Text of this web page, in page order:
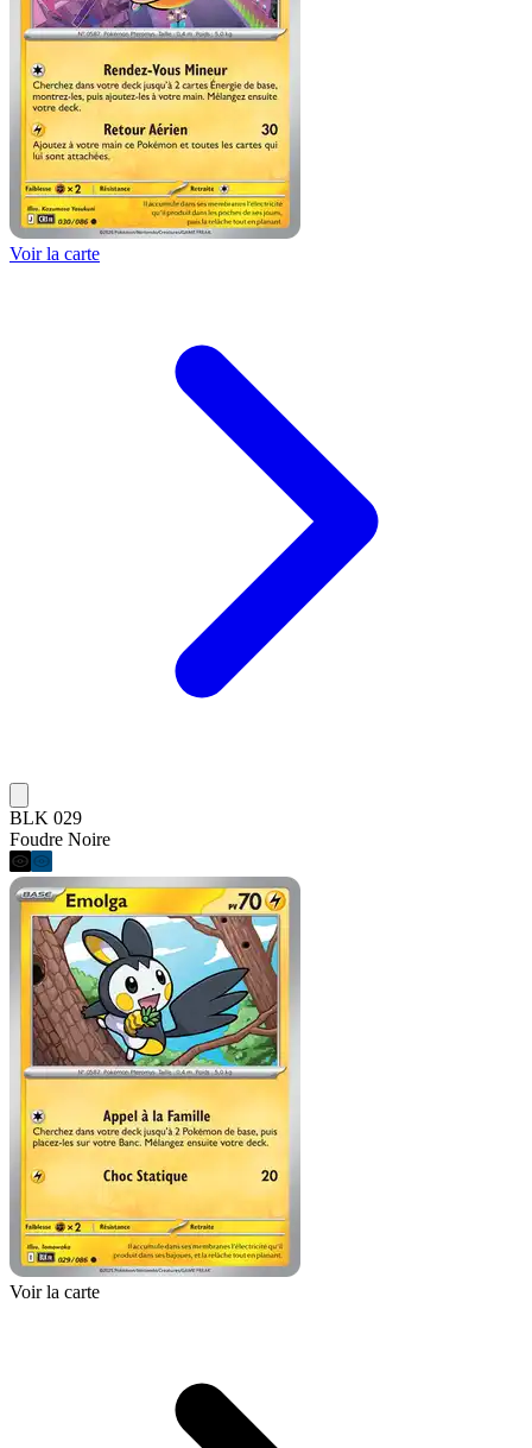
Voir la carte
BLK 029
Foudre Noire
Voir la carte